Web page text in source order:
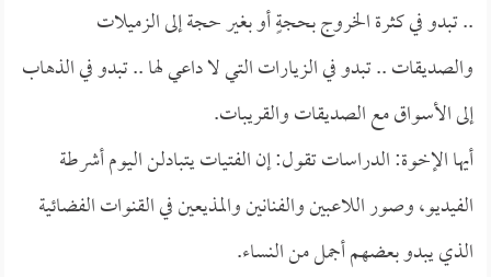
.. تبدو في كثرة الخروج بحجةٍ أو بغير حجة إلى الزميلات
والصديقات .. تبدو في الزيارات التي لا داعي لها .. تبدو في الذهاب
إلى الأسواق مع الصديقات والقريبات.
أيها الإخوة: الدراسات تقول: إن الفتيات يتبادلن اليوم أشرطة
الفيديو، وصور اللاعبين والفنانين والمذيعين في القنوات الفضائية
الذي يبدو بعضهم أجمل من النساء.